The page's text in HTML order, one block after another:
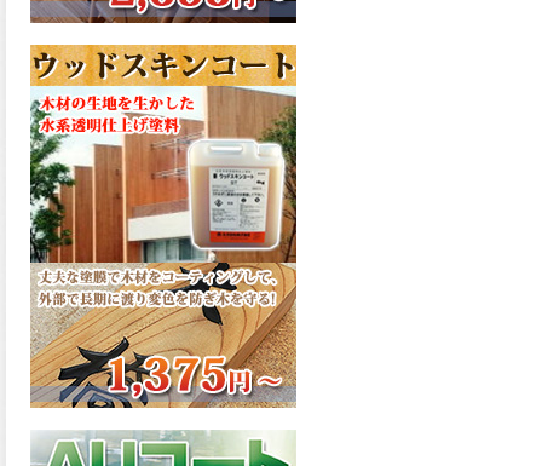
メル、弾性ファインウレタン
した。ご購入はこちらから。
2026.03.04
長年ご愛顧いただいている
「ラッカー塗料」に抗ウイル
ス機能を追加しバージョンア
ップ、UAV-78700 クリヤーラ
ッカー・ハイフラットが新し
く販売開始致しました。ご購
入はこちらから。
2026.03.03
木の素材感はそのまま活か
し、汚れや日焼け・黄ばみを
防ぐことができる、白木肌2が
新しく販売開始致しました。
2026.03.03